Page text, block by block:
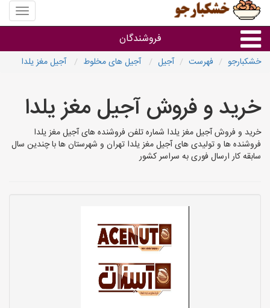
منوی
سایت
فروشندگان
فروشنده های استان ها
خشکبارجو فهرست آجیل آجیل های مخلوط آجیل مغز یلدا
خرید و فروش آجیل مغز یلدا
خرید و فروش آجیل مغز یلدا شماره تلفن فروشنده های آجیل مغز یلدا
فروشنده ها و تولیدی های آجیل مغز یلدا تهران و شهرستان ها با چندین سال
سابقه کار ارسال فوری به سراسر کشور